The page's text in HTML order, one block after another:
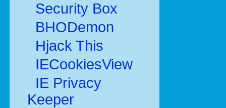
Security Box
BHODemon
Hjack This
IECookiesView
IE Privacy
Keeper